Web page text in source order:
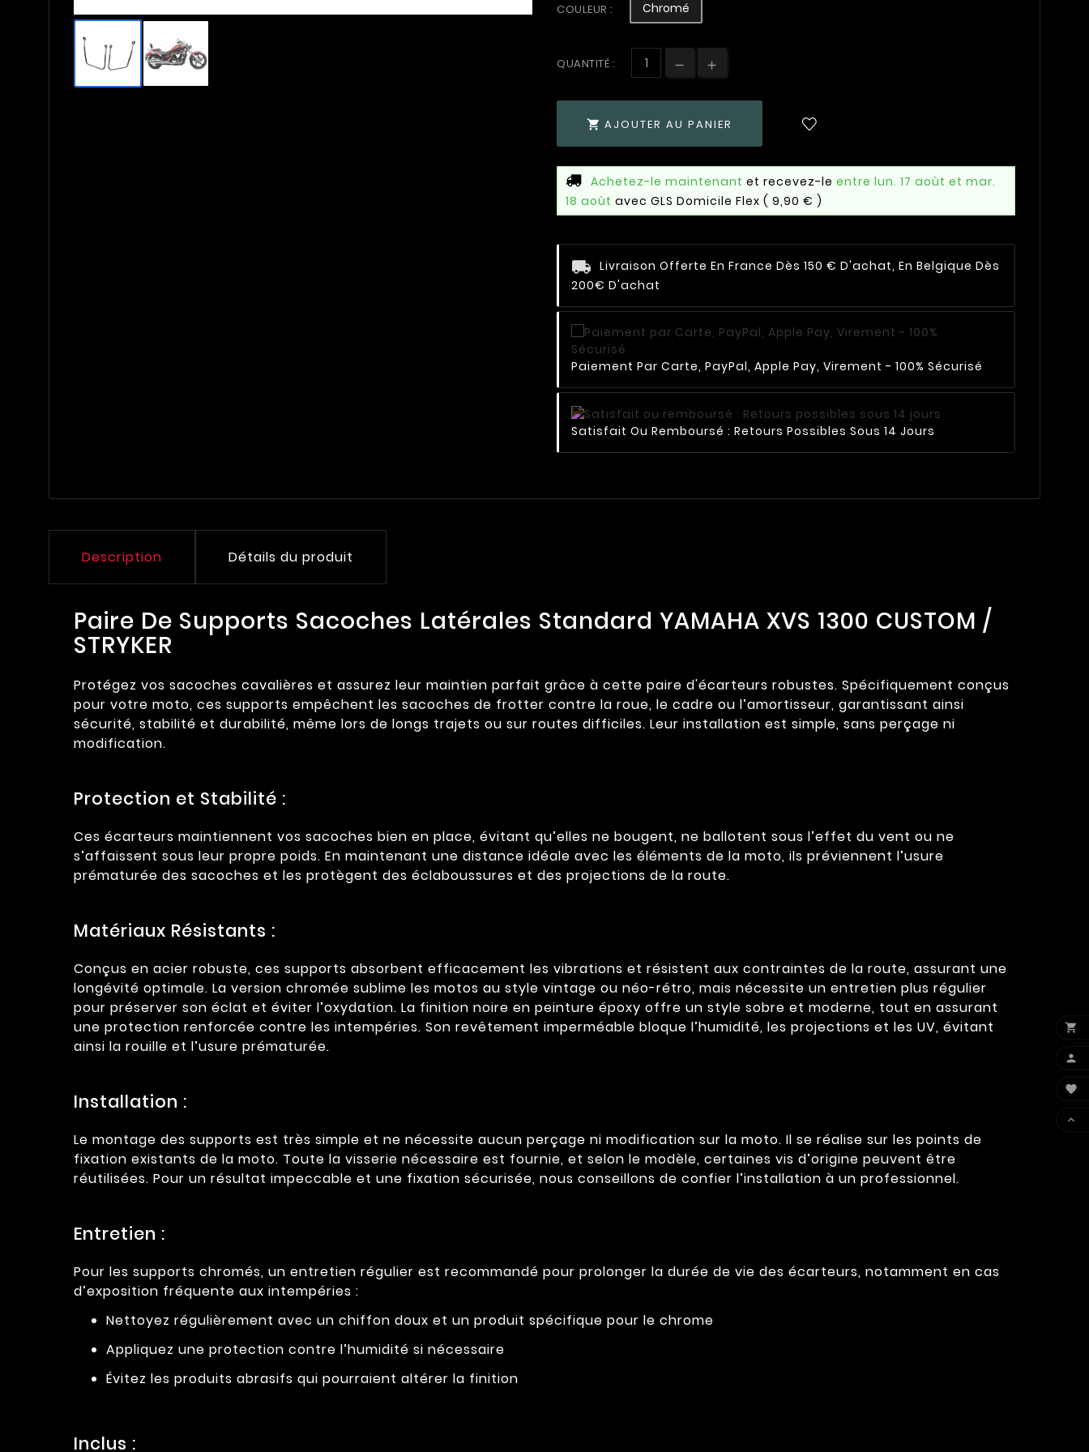
COULEUR : Chromé
QUANTITÉ :
 AJOUTER AU PANIER
Achetez-le maintenant et recevez-le entre lun. 17 août et mar.
18 août avec GLS Domicile Flex ( 9,90 € )
Livraison Offerte En France Dès 150 € D'achat, En Belgique Dès
200€ D'achat
Paiement Par Carte, PayPal, Apple Pay, Virement - 100% Sécurisé
Satisfait Ou Remboursé : Retours Possibles Sous 14 Jours
Description Détails du produit
Paire De Supports Sacoches Latérales Standard YAMAHA XVS 1300 CUSTOM /
STRYKER
Protégez vos sacoches cavalières et assurez leur maintien parfait grâce à cette paire d'écarteurs robustes. Spécifiquement conçus
pour votre moto, ces supports empêchent les sacoches de frotter contre la roue, le cadre ou l’amortisseur, garantissant ainsi
sécurité, stabilité et durabilité, même lors de longs trajets ou sur routes difficiles. Leur installation est simple, sans perçage ni
modification.
Protection et Stabilité :
Ces écarteurs maintiennent vos sacoches bien en place, évitant qu’elles ne bougent, ne ballotent sous l’effet du vent ou ne
s’affaissent sous leur propre poids. En maintenant une distance idéale avec les éléments de la moto, ils préviennent l’usure
prématurée des sacoches et les protègent des éclaboussures et des projections de la route.
Matériaux Résistants :
Conçus en acier robuste, ces supports absorbent efficacement les vibrations et résistent aux contraintes de la route, assurant une
longévité optimale. La version chromée sublime les motos au style vintage ou néo-rétro, mais nécessite un entretien plus régulier
pour préserver son éclat et éviter l’oxydation. La finition noire en peinture époxy offre un style sobre et moderne, tout en assurant
une protection renforcée contre les intempéries. Son revêtement imperméable bloque l’humidité, les projections et les UV, évitant
ainsi la rouille et l’usure prématurée.
Installation :
Le montage des supports est très simple et ne nécessite aucun perçage ni modification sur la moto. Il se réalise sur les points de
fixation existants de la moto. Toute la visserie nécessaire est fournie, et selon le modèle, certaines vis d’origine peuvent être
réutilisées. Pour un résultat impeccable et une fixation sécurisée, nous conseillons de confier l’installation à un professionnel.
Entretien :
Pour les supports chromés, un entretien régulier est recommandé pour prolonger la durée de vie des écarteurs, notamment en cas
d’exposition fréquente aux intempéries :
Nettoyez régulièrement avec un chiffon doux et un produit spécifique pour le chrome
Appliquez une protection contre l’humidité si nécessaire
Évitez les produits abrasifs qui pourraient altérer la finition
Inclus :



